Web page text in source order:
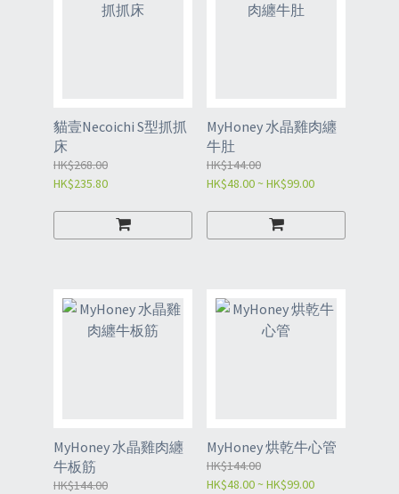
貓壹Necoichi S型抓抓
床
HK$268.00
HK$235.80
MyHoney 水晶雞肉纏
牛肚
HK$144.00
HK$48.00 ~ HK$99.00
MyHoney 水晶雞肉纏
牛板筋
HK$144.00
MyHoney 烘乾牛心管
HK$144.00
HK$48.00 ~ HK$99.00